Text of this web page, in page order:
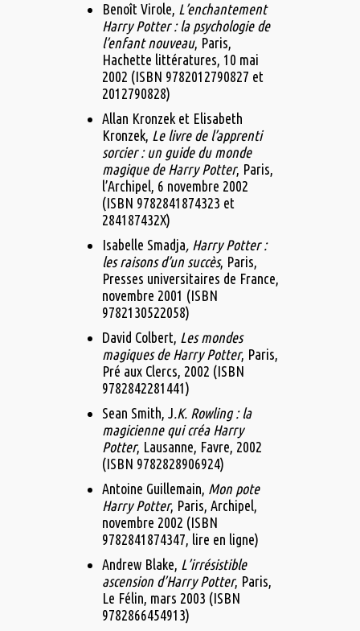
Benoît Virole, L’enchantement
Harry Potter : la psychologie de
l’enfant nouveau, Paris,
Hachette littératures,‎ 10 mai
2002 (ISBN 9782012790827 et
2012790828)
Allan Kronzek et Elisabeth
Kronzek, Le livre de l’apprenti
sorcier : un guide du monde
magique de Harry Potter, Paris,
l’Archipel,‎ 6 novembre 2002
(ISBN 9782841874323 et
284187432X)
Isabelle Smadja, Harry Potter :
les raisons d’un succès, Paris,
Presses universitaires de France,‎
novembre 2001 (ISBN
9782130522058)
David Colbert, Les mondes
magiques de Harry Potter, Paris,
Pré aux Clercs,‎ 2002 (ISBN
9782842281441)
Sean Smith, J.K. Rowling : la
magicienne qui créa Harry
Potter, Lausanne, Favre,‎ 2002
(ISBN 9782828906924)
Antoine Guillemain, Mon pote
Harry Potter, Paris, Archipel,‎
novembre 2002 (ISBN
9782841874347, lire en ligne)
Andrew Blake, L’irrésistible
ascension d’Harry Potter, Paris,
Le Félin,‎ mars 2003 (ISBN
9782866454913)